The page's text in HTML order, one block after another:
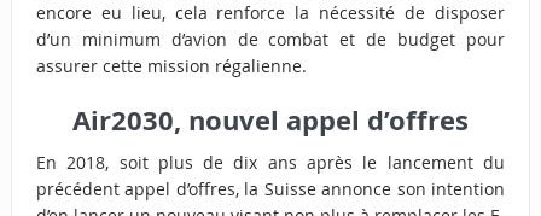
encore eu lieu, cela renforce la nécessité de disposer
d’un minimum d’avion de combat et de budget pour
assurer cette mission régalienne.
Air2030, nouvel appel d’offres
En 2018, soit plus de dix ans après le lancement du
précédent appel d’offres, la Suisse annonce son intention